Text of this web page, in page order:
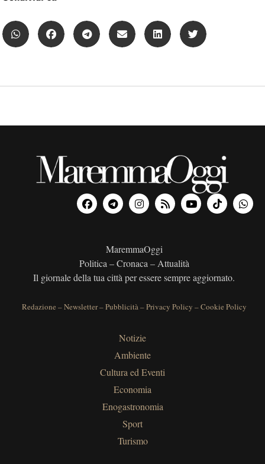
MaremmaOggi
Politica – Cronaca – Attualità
Il giornale della tua città per essere sempre aggiornato.
Redazione –Newsletter–Pubblicità–Privacy Policy –Cookie Policy
Notizie
Ambiente
Cultura ed Eventi
Economia
Enogastronomia
Sport
Turismo